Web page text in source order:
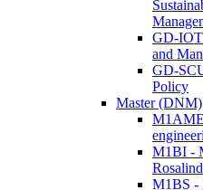
GD-IOT
and
GD-
Policy
Master (DNM)
M1BI -
M1BS -